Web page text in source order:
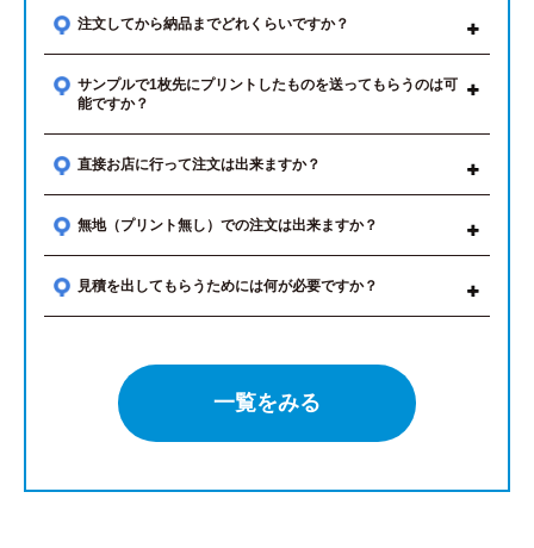
注文してから納品までどれくらいですか？
サンプルで1枚先にプリントしたものを送ってもらうのは可
能ですか？
直接お店に行って注文は出来ますか？
無地（プリント無し）での注文は出来ますか？
見積を出してもらうためには何が必要ですか？
一覧をみる